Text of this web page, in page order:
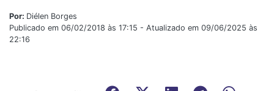
Por: Diélen Borges
Publicado em 06/02/2018 às 17:15 - Atualizado em 09/06/2025 às
22:16